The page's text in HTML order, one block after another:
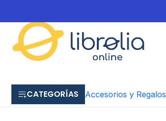
CATEGORÍAS Accesorios y Regalos